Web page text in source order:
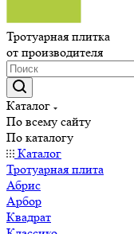
Тротуарная плитка
от производителя
Каталог
По всему сайту
По каталогу
Каталог
Тротуарная плита
Абрис
Арбор
Квадрат